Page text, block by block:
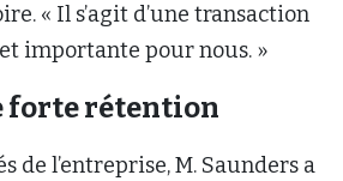
« Il s’agit d’une transaction
importante pour nous. »
forte rétention
de l’entreprise, M. Saunders a